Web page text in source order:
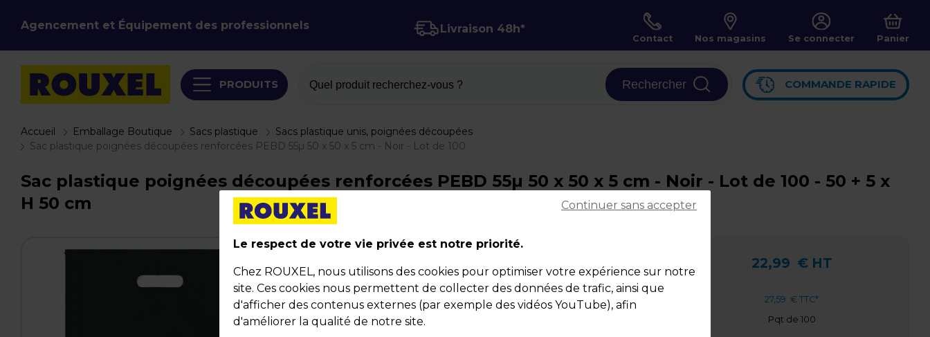
Agencement et Équipement des professionnels Livraison 48h*
Contact Nos magasins Se connecter Panier
PRODUITS Quel produit recherchez-vous ? Rechercher COMMANDE RAPIDE
Accueil Emballage Boutique Sacs plastique
Sacs plastique unis, poignées découpées
Sac plastique poignées découpées renforcées PEBD 55µ 50 x 50 x 5 cm - Noir - Lot de 100
Sac plastique poignées découpées renforcées PEBD 55µ 50 x 50 x 5 cm - Noir - Lot de 100 - 50 + 5 x
H 50 cm
Sac plastique poignées découpées renforcées PEBD
55µ 50 x 50 x 5 cm - Noir - Lot de 100
Code :10159
Couleur : Noir
22,99 € HT
27,59 € TTC*
Pqt de 100
Le respect de votre vie privée est notre priorité.
Chez ROUXEL, nous utilisons des cookies pour optimiser votre expérience sur notre
site. Ces cookies nous permettent de collecter des données de trafic, ainsi que
d'afficher des contenus externes (par exemple des vidéos YouTube), afin
d'améliorer la qualité de notre site.
Continuer sans accepter